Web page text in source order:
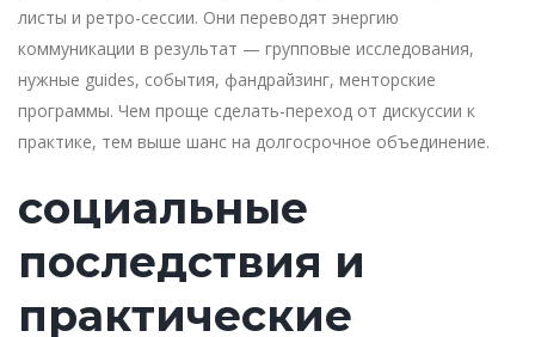
листы и ретро-сессии. Они переводят энергию
коммуникации в результат — групповые исследования,
нужные guides, события, фандрайзинг, менторские
программы. Чем проще сделать-переход от дискуссии к
практике, тем выше шанс на долгосрочное объединение.
социальные
последствия и
практические